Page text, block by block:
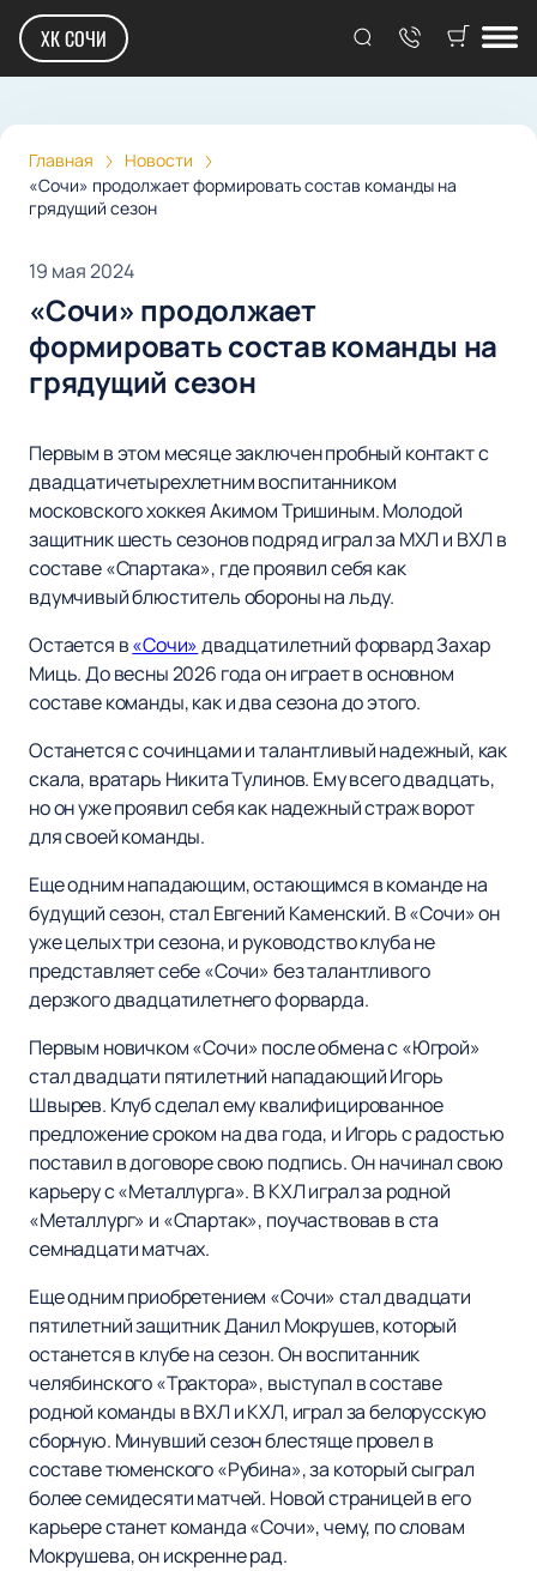
ХК СОЧИ
Главная
Новости
«Сочи» продолжает формировать состав команды на
грядущий сезон
19 мая 2024
«Сочи» продолжает
формировать состав команды на
грядущий сезон
Первым в этом месяце заключен пробный контакт с
двадцатичетырехлетним воспитанником
московского хоккея Акимом Тришиным. Молодой
защитник шесть сезонов подряд играл за МХЛ и ВХЛ в
составе «Спартака», где проявил себя как
вдумчивый блюститель обороны на льду.
Остается в«Сочи»двадцатилетний форвард Захар
Миць. До весны 2026 года он играет в основном
составе команды, как и два сезона до этого.
Останется с сочинцами и талантливый надежный, как
скала, вратарь Никита Тулинов. Ему всего двадцать,
но он уже проявил себя как надежный страж ворот
для своей команды.
Еще одним нападающим, остающимся в команде на
будущий сезон, стал Евгений Каменский. В «Сочи» он
уже целых три сезона, и руководство клуба не
представляет себе «Сочи» без талантливого
дерзкого двадцатилетнего форварда.
Первым новичком «Сочи» после обмена с «Югрой»
стал двадцати пятилетний нападающий Игорь
Швырев. Клуб сделал ему квалифицированное
предложение сроком на два года, и Игорь с радостью
поставил в договоре свою подпись. Он начинал свою
карьеру с «Металлурга». В КХЛ играл за родной
«Металлург» и «Спартак», поучаствовав в ста
семнадцати матчах.
Еще одним приобретением «Сочи» стал двадцати
пятилетний защитник Данил Мокрушев, который
останется в клубе на сезон. Он воспитанник
челябинского «Трактора», выступал в составе
родной команды в ВХЛ и КХЛ, играл за белорусскую
сборную. Минувший сезон блестяще провел в
составе тюменского «Рубина», за который сыграл
более семидесяти матчей. Новой страницей в его
карьере станет команда «Сочи», чему, по словам
Мокрушева, он искренне рад.